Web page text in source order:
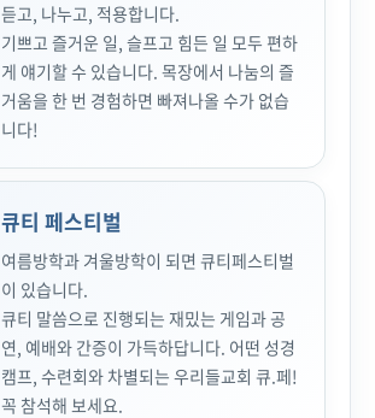
듣고, 나누고, 적용합니다.
기쁘고 즐거운 일, 슬프고 힘든 일 모두 편하
게 얘기할 수 있습니다. 목장에서 나눔의 즐
거움을 한 번 경험하면 빠져나올 수가 없습
니다!
큐티 페스티벌
여름방학과 겨울방학이 되면 큐티페스티벌
이 있습니다.
큐티 말씀으로 진행되는 재밌는 게임과 공
연, 예배와 간증이 가득하답니다. 어떤 성경
캠프, 수련회와 차별되는 우리들교회 큐.페!
꼭 참석해 보세요.